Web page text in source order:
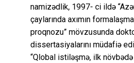
namizədlik, 1997- ci ildə
çaylarında axımın
proqnozu” mövzusunda
dissertasiyalarını müdafiə
“Qlobal istiləşmə, ilk